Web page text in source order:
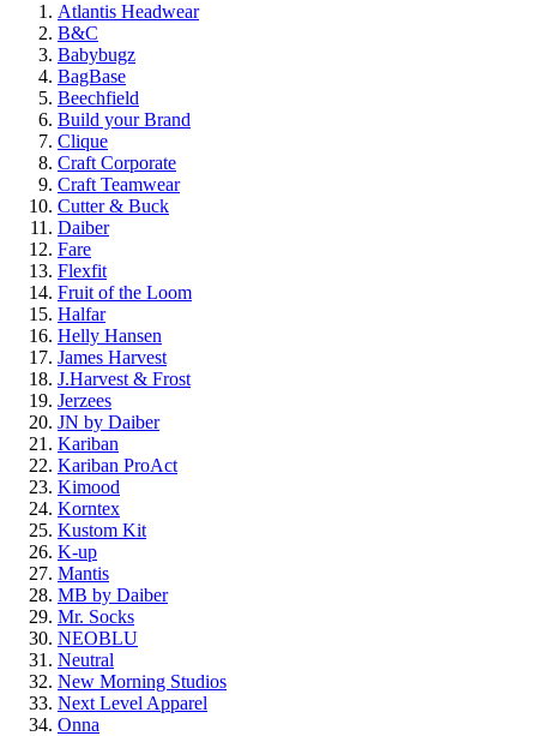
Atlantis Headwear
B&C
Babybugz
BagBase
Beechfield
Build your Brand
Clique
Craft Corporate
Craft Teamwear
Cutter & Buck
Daiber
Fare
Flexfit
Fruit of the Loom
Halfar
Helly Hansen
James Harvest
J.Harvest & Frost
Jerzees
JN by Daiber
Kariban
Kariban ProAct
Kimood
Korntex
Kustom Kit
K-up
Mantis
MB by Daiber
Mr. Socks
NEOBLU
Neutral
New Morning Studios
Next Level Apparel
Onna